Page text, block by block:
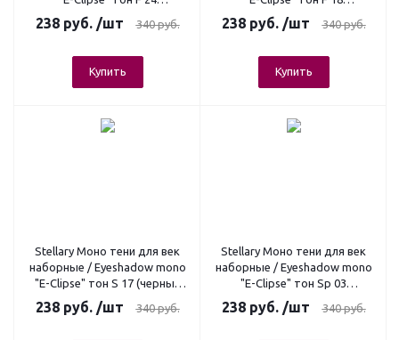
(шоколадный трюфель), 1
гр.
238руб. /шт 340руб.
Купить
(золотистая органза), 1 гр.
238руб. /шт 340руб.
Купить
Stellary Моно тени для век
наборные / Eyeshadow mono
"E-Clipse" тон S 17 (черный
бархат), 1 гр.
238руб. /шт 340руб.
Stellary Моно тени для век
наборные / Eyeshadow mono
"E-Clipse" тон Sp 03
(ванильный коктейль), 1гр.
238руб. /шт 340руб.